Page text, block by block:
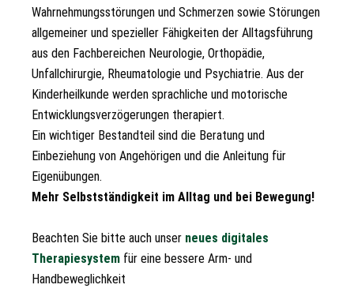
Wahrnehmungsstörungen und Schmerzen sowie Störungen
allgemeiner und spezieller Fähigkeiten der Alltagsführung
aus den Fachbereichen Neurologie, Orthopädie,
Unfallchirurgie, Rheumatologie und Psychiatrie. Aus der
Kinderheilkunde werden sprachliche und motorische
Entwicklungsverzögerungen therapiert.
Ein wichtiger Bestandteil sind die Beratung und
Einbeziehung von Angehörigen und die Anleitung für
Eigenübungen.
Mehr Selbstständigkeit im Alltag und bei Bewegung!
Beachten Sie bitte auch unser neues digitales
Therapiesystem für eine bessere Arm- und
Handbeweglichkeit